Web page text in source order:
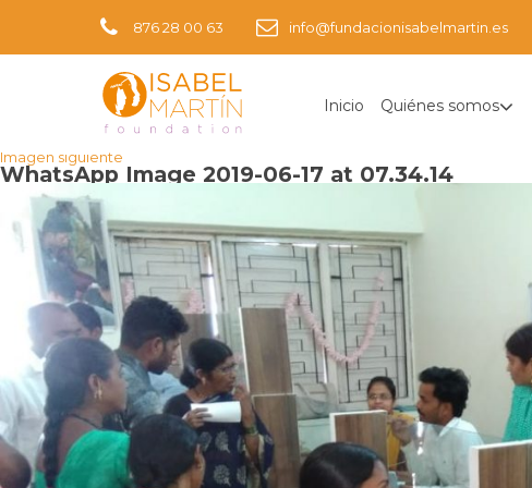
876 28 00 63 info@fundacionisabelmartin.es
Inicio Quiénes somos
Imagen siguiente
WhatsApp Image 2019-06-17 at 07.34.14